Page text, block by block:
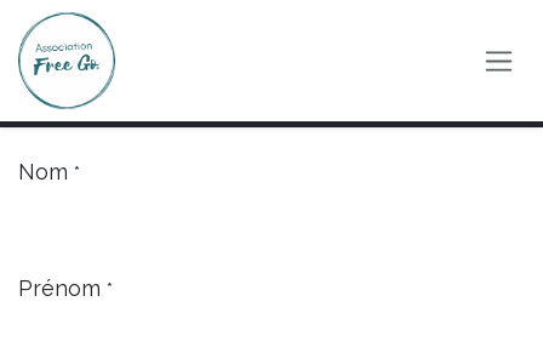
Se rendre au contenu
Nom *
Prénom *